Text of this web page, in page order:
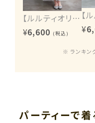
【ルルティオリジナル】ヴィンテージレース2wayワンピース
¥6,600 (税込)
¥
※ ランキン
パーティーで